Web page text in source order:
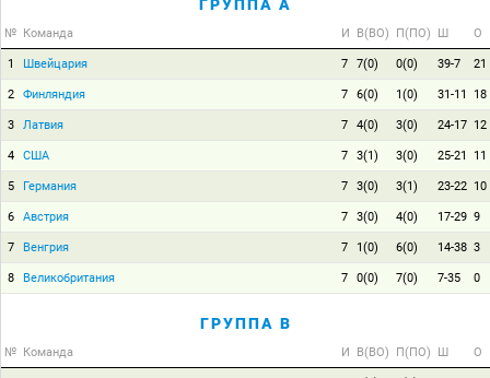
ГРУППА A
№ Команда И В(ВО) П(ПО) Ш О
1 Швейцария 7 7(0) 0(0) 39-7 21
2 Финляндия 7 6(0) 1(0) 31-11 18
3 Латвия 7 4(0) 3(0) 24-17 12
4 США 7 3(1) 3(0) 25-21 11
5 Германия 7 3(0) 3(1) 23-22 10
6 Австрия 7 3(0) 4(0) 17-29 9
7 Венгрия 7 1(0) 6(0) 14-38 3
8 Великобритания 7 0(0) 7(0) 7-35 0
ГРУППА B
№ Команда И В(ВО) П(ПО) Ш О